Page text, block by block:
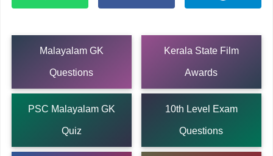
Malayalam GK
Questions
Kerala State Film
Awards
PSC Malayalam GK
Quiz
10th Level Exam
Questions